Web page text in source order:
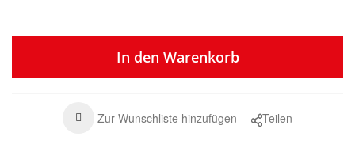
In den Warenkorb
Zur Wunschliste hinzufügen Teilen